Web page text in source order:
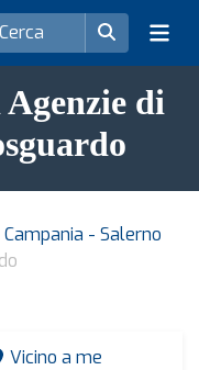
di
- Salerno
Vicino a me